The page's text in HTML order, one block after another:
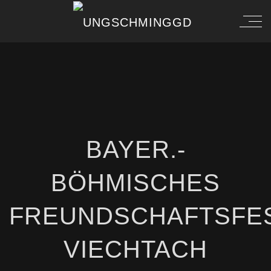
BAYER.-
BÖHMISCHES
VIECHTACH